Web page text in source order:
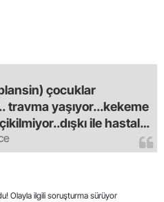
çocuklar
travma yaşıyor...kekeme
ile hastalık
olmadan eve
lobisinden para
vahşi hayvanlar
gün aç kalsa kendi
Olayla ilgili soruşturma sürüyor